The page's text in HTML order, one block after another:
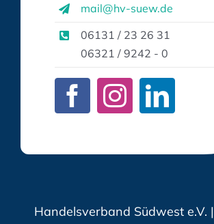
mail@hv-suew.de
06131 / 23 26 31
06321 / 9242 - 0
Handelsverband Südwest e.V. |